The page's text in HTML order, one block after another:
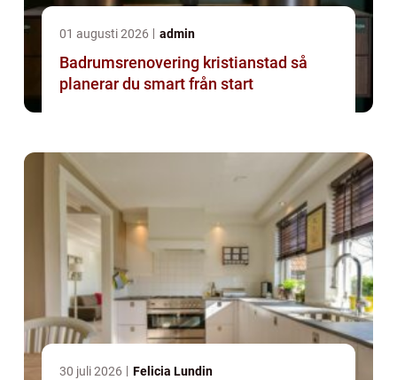
01 augusti 2026 admin
Badrumsrenovering kristianstad så
planerar du smart från start
30 juli 2026 Felicia Lundin